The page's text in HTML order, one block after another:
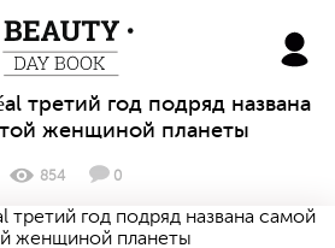
BeautyDayBook
третий год подряд названа
женщиной планеты
854 0